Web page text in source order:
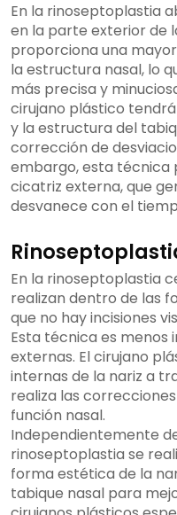
En la rinoseptoplastia
en la parte exterior de
proporciona una
la estructura nasal, lo
más precisa y
cirujano plástico
y la estructura del
corrección de
embargo, esta técnica
cicatriz externa, que
desvanece con el
En la rinoseptoplastia
realizan dentro de las
que no hay incisiones
Esta técnica es menos
externas. El cirujano
internas de la nariz a
realiza las
función nasal.
Independientemente
rinoseptoplastia se
forma estética de la
tabique nasal para